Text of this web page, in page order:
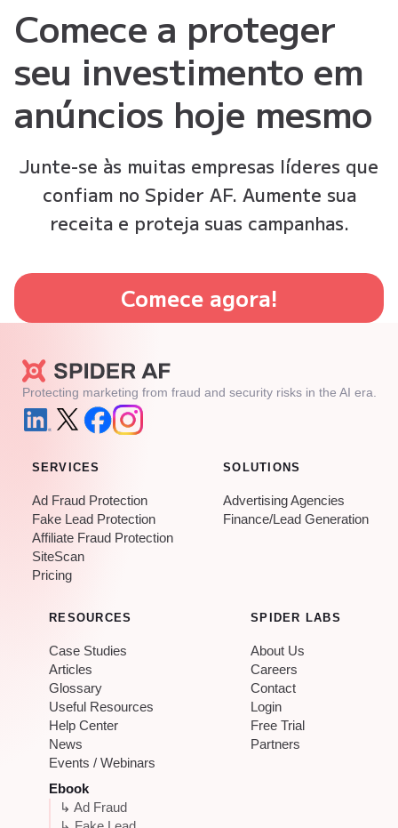
Comece a proteger
seu investimento em
anúncios hoje mesmo
Junte-se às muitas empresas líderes que
confiam no Spider AF. Aumente sua
receita e proteja suas campanhas.
Comece agora!
Protecting marketing from fraud and security risks in the AI era.
SERVICES
Ad Fraud Protection
Fake Lead Protection
Affiliate Fraud Protection
SiteScan
Pricing
SOLUTIONS
Advertising Agencies
Finance/Lead Generation
RESOURCES
Case Studies
Articles
Glossary
Useful Resources
Help Center
News
Events / Webinars
Ebook
↳ Ad Fraud
SPIDER LABS
About Us
Careers
Contact
Login
Free Trial
Partners